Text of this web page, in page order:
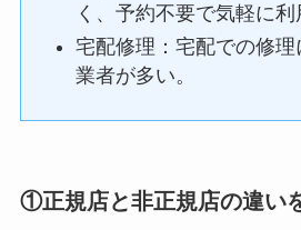
く、予約不要で気軽に利
宅配修理：宅配での修理
業者が多い。
①正規店と非正規店の違い